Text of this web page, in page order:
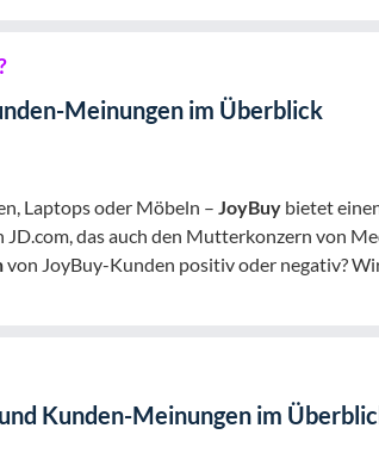
Meinungen im Überblick
Laptops oder Möbeln – JoyBuybietet
das auch den Mutterkonzern von
von JoyBuy-Kunden positiv oder negativ?
Kunden-Meinungen im